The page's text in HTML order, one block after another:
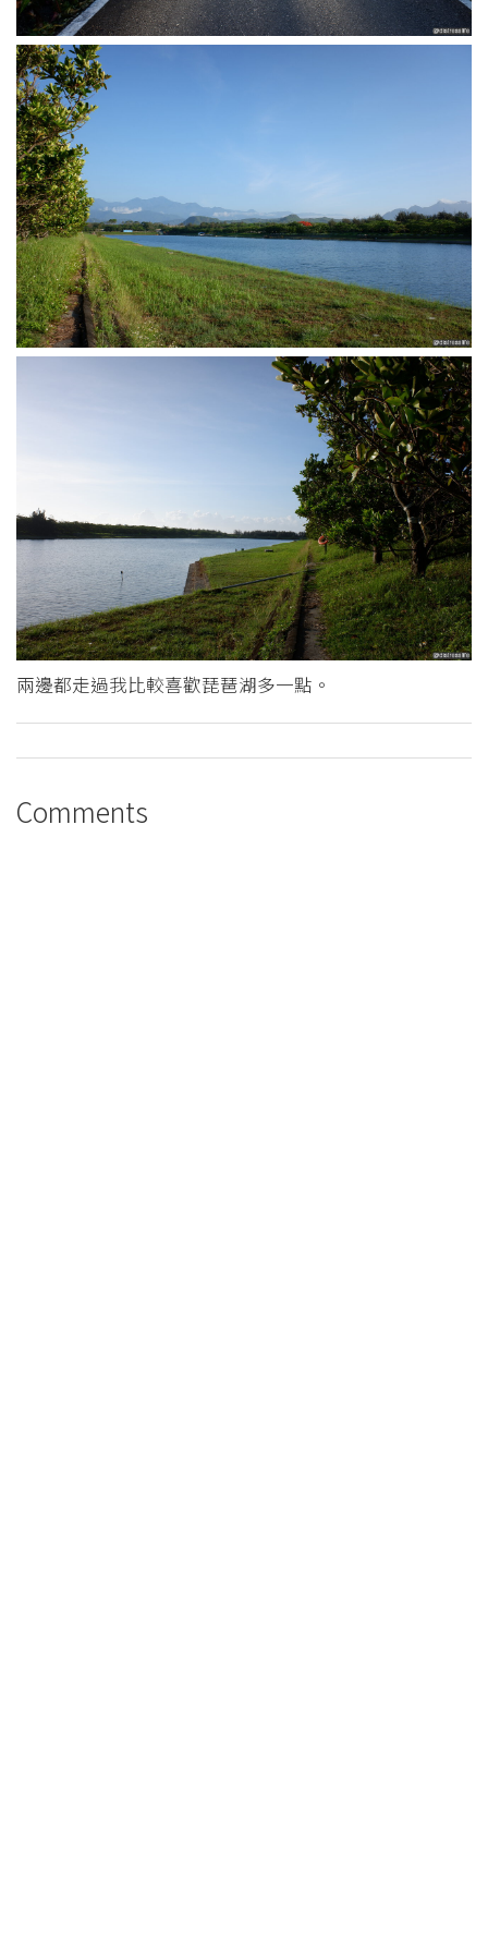
兩邊都走過我比較喜歡琵琶湖多一點。
Comments